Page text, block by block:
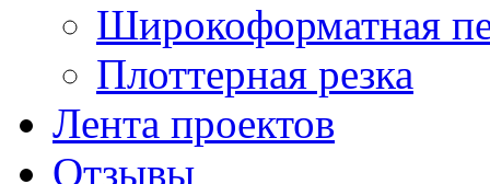
Широкоформатная
Плоттерная резка
Лента проектов
Отзывы